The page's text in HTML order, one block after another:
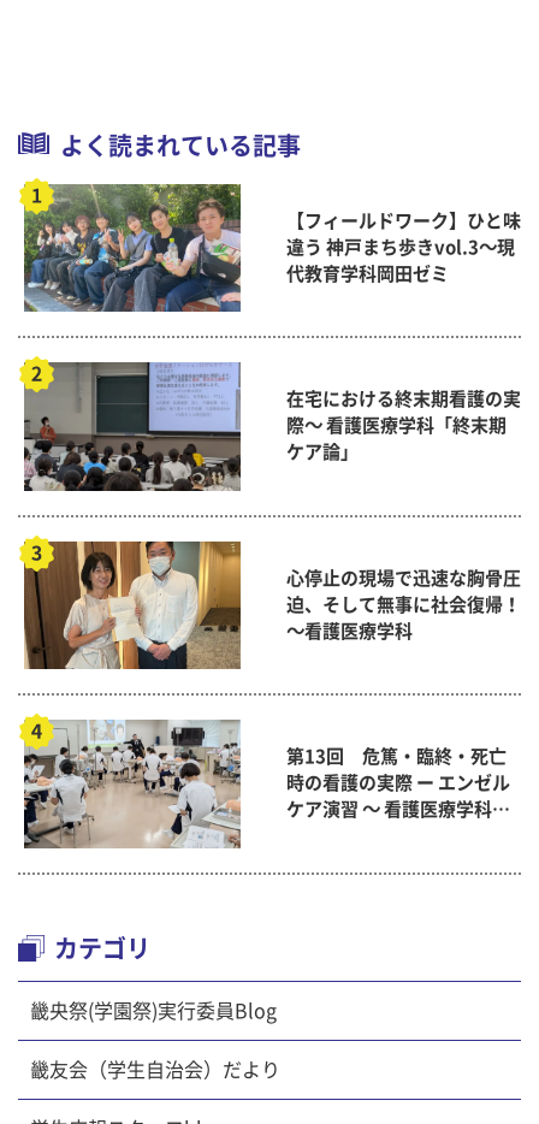
よく読まれている記事
【フィールドワーク】ひと味
違う 神戸まち歩きvol.3～現
代教育学科岡田ゼミ
在宅における終末期看護の実
際～ 看護医療学科「終末期
ケア論」
心停止の現場で迅速な胸骨圧
迫、そして無事に社会復帰！
～看護医療学科
第13回 危篤・臨終・死亡
時の看護の実際 ー エンゼル
ケア演習 ～ 看護医療学科
カテゴリ
畿央祭(学園祭)実行委員Blog
畿友会（学生自治会）だより